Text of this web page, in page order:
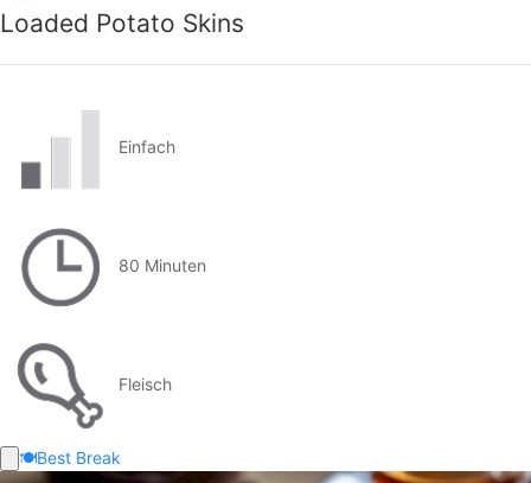
Loaded Potato Skins
Einfach
80 Minuten
Fleisch
🍽️Best Break